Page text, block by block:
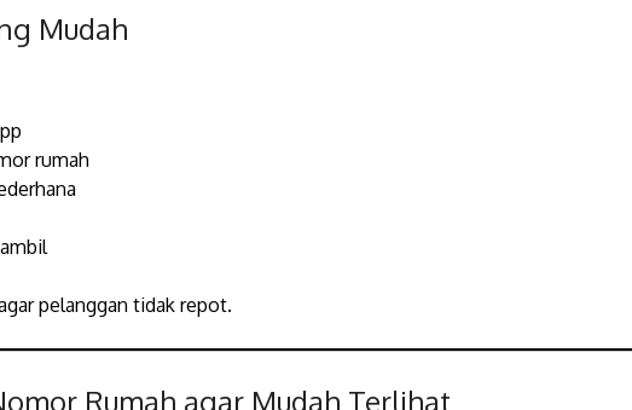
Mudah
rumah
pelanggan tidak repot.
Rumah agar Mudah Terlihat